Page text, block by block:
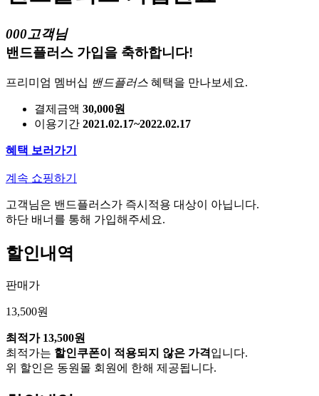
000고객님
밴드플러스 가입을 축하합니다!
프리미엄 멤버십 밴드플러스 혜택을 만나보세요.
결제금액 30,000원
이용기간 2021.02.17~2022.02.17
혜택 보러가기
계속 쇼핑하기
고객님은 밴드플러스가 즉시적용 대상이 아닙니다.
하단 배너를 통해 가입해주세요.
할인내역
판매가
13,500원
최적가 13,500원
최적가는 할인쿠폰이 적용되지 않은 가격 입니다.
위 할인은 동원몰 회원에 한해 제공됩니다.